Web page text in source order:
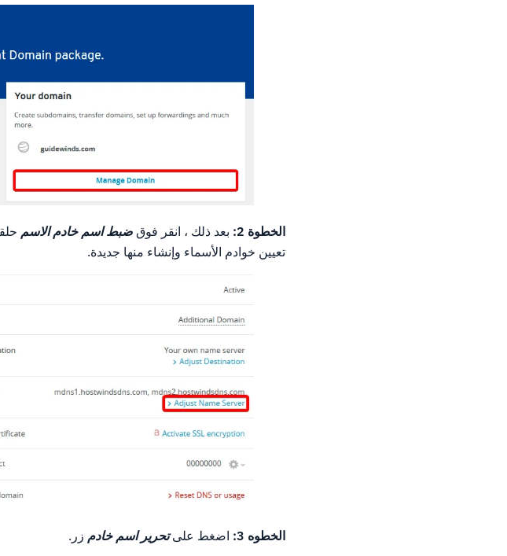
الخطوة 2: بعد ذلك ، انقر فوقضبط اسم خادم الاسم
تعيين خوادم الأسماء وإنشاء منها جديدة.
الخطوه 3: اضغط علىتحرير اسم خادم زر.